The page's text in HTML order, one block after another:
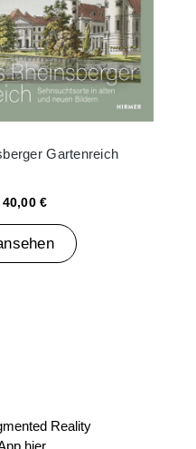
Gartenreich
40,00 €
Reality